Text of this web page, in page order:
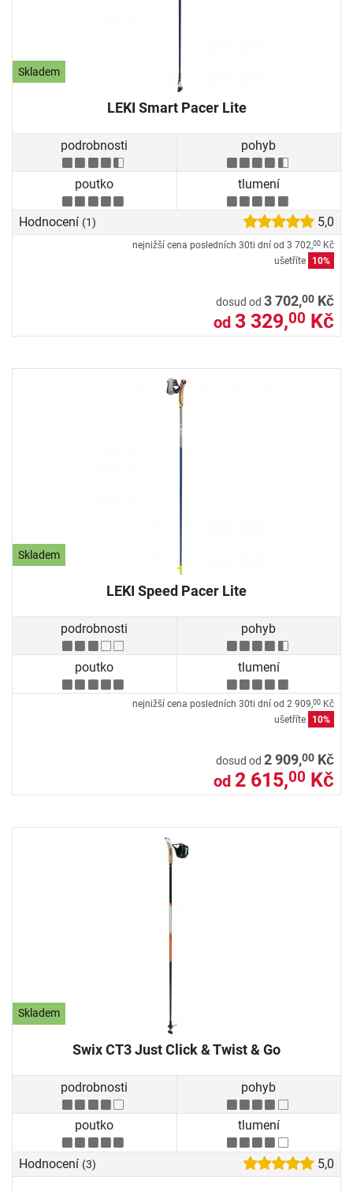
Skladem
LEKI Smart Pacer Lite
podrobnosti pohyb
poutko tlumení
Hodnocení (1) 5,0
nejnižší cena posledních 30ti dní od 3 702,00 Kč
ušetříte
10%
dosud od 3 702,00 Kč
od 3 329,00 Kč
Skladem
LEKI Speed Pacer Lite
podrobnosti pohyb
poutko tlumení
nejnižší cena posledních 30ti dní od 2 909,00 Kč
ušetříte
10%
dosud od 2 909,00 Kč
od 2 615,00 Kč
Skladem
Swix CT3 Just Click & Twist & Go
podrobnosti pohyb
poutko tlumení
Hodnocení (3) 5,0